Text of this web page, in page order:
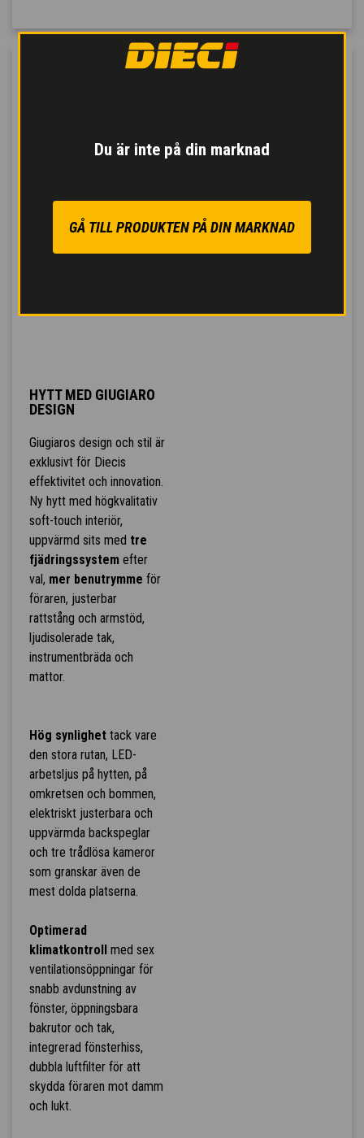
Du är inte på din marknad
GÅ TILL PRODUKTEN PÅ DIN MARKNAD
HYTT MED GIUGIARO
DESIGN
Giugiaros design och stil är
exklusivt för Diecis
effektivitet och innovation.
Ny hytt med högkvalitativ
soft-touch interiör,
uppvärmd sits med tre
fjädringssystemefter
val, mer benutrymme för
föraren, justerbar
rattstång och armstöd,
ljudisolerade tak,
instrumentbräda och
mattor.
Hög synlighettack vare
den stora rutan, LED-
arbetsljus på hytten, på
omkretsen och bommen,
elektriskt justerbara och
uppvärmda backspeglar
och tre trådlösa kameror
som granskar även de
mest dolda platserna.
Optimerad
klimatkontroll
med sex
ventilationsöppningar för
snabb avdunstning av
fönster, öppningsbara
bakrutor och tak,
integrerad fönsterhiss,
dubbla luftfilter för att
skydda föraren mot damm
och lukt.